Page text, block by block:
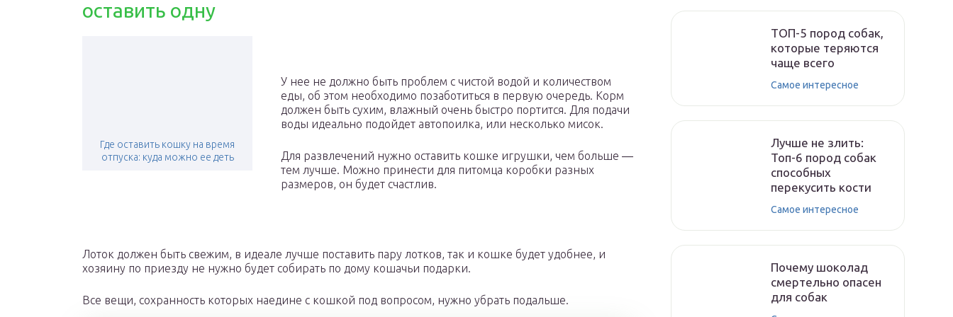
оставить одну
Где оставить кошку на время
отпуска: куда можно ее деть
У нее не должно быть проблем с чистой водой и количеством
еды, об этом необходимо позаботиться в первую очередь. Корм
должен быть сухим, влажный очень быстро портится. Для подачи
воды идеально подойдет автопоилка, или несколько мисок.
Для развлечений нужно оставить кошке игрушки, чем больше ―
тем лучше. Можно принести для питомца коробки разных
размеров, он будет счастлив.
Лоток должен быть свежим, в идеале лучше поставить пару лотков, так и кошке будет удобнее, и
хозяину по приезду не нужно будет собирать по дому кошачьи подарки.
Все вещи, сохранность которых наедине с кошкой под вопросом, нужно убрать подальше.
ТОП-5 пород собак,
которые теряются
чаще всего
Самое интересное
Лучше не злить:
Топ-6 пород собак
способных
перекусить кости
Самое интересное
Почему шоколад
смертельно опасен
для собак